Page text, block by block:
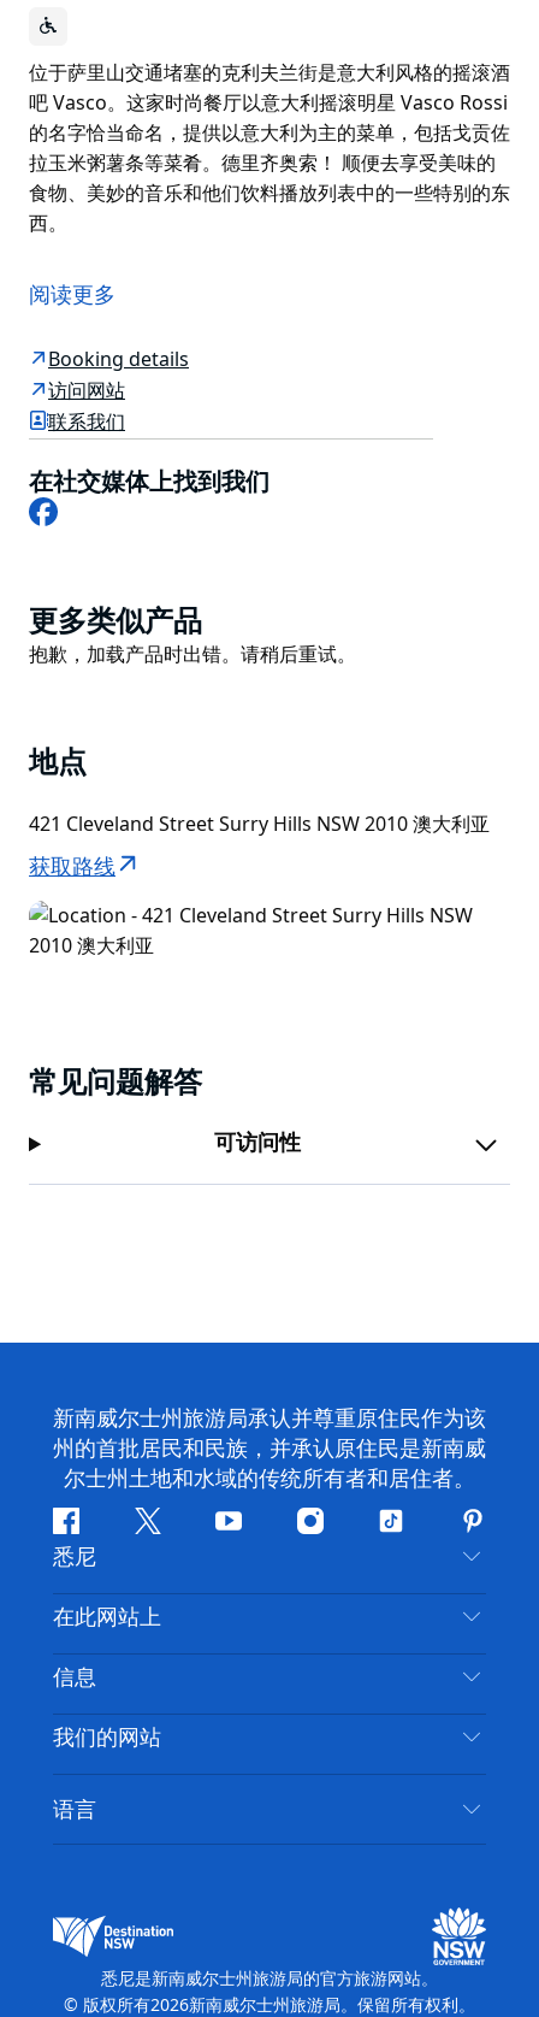
位于萨里山交通堵塞的克利夫兰街是意大利风格的摇滚酒
吧 Vasco。这家时尚餐厅以意大利摇滚明星 Vasco Rossi
的名字恰当命名，提供以意大利为主的菜单，包括戈贡佐
拉玉米粥薯条等菜肴。德里齐奥索！ 顺便去享受美味的
食物、美妙的音乐和他们饮料播放列表中的一些特别的东
西。
吧 Vasco。这家时尚餐厅以意大利摇滚明星 Vasco Rossi
的名字恰当命名，提供以意大利为主的菜单，包括戈贡佐
顺便去享受美味的食物、美妙的音乐和他们饮料播放列表
中的一些特别的东西。
阅读更多
Booking details
访问网站
联系我们
在社交媒体上找到我们
Facebook
Product
List
更多类似产品
Product
抱歉，加载产品时出错。请稍后重试。
地点
421 Cleveland Street Surry Hills NSW 2010 澳大利亚
获取路线
常见问题解答
可访问性
新南威尔士州旅游局承认并尊重原住民作为该
州的首批居民和民族，并承认原住民是新南威
尔士州土地和水域的传统所有者和居住者。
Facebook叽
喳
喳
YouTubeInstagram
抖
悉尼
联系我们
免责声明
隐私
Cookie 通知
在此网站上
目的地
推荐活动
新南威尔士州公路旅行
活动
住宿
信息
旅行信息
无障碍悉尼
列出您的业务
我们的网站
新南威尔士州旅游局媒体中心
缤纷悉尼灯光音乐节
语言
悉尼是新南威尔士州旅游局的官方旅游网站。
© 版权所有2026新南威尔士州旅游局。保留所有权利。